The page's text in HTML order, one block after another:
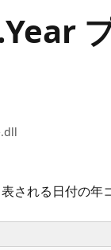
Year
される日付の年